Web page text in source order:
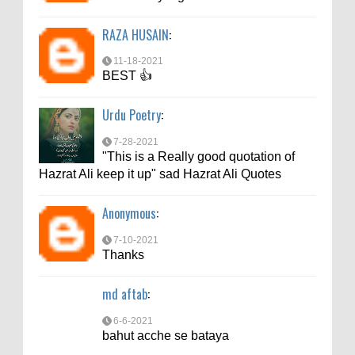
bahut acche se bataya
RAZA HUSAIN:
11-18-2021
BEST 👍
Urdu Poetry:
7-28-2021
"This is a Really good quotation of
Hazrat Ali keep it up" sad Hazrat Ali Quotes
Anonymous:
7-10-2021
Thanks
md aftab:
6-6-2021
bahut acche se bataya